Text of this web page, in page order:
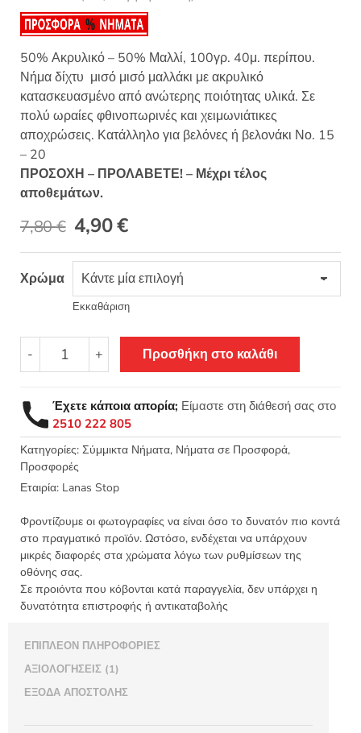
Βαθμολο
γήθηκε με
4.00από
5 με βάση
1
ία πελάτη
50% Ακρυλικό – 50% Μαλλί, 100γρ. 40μ. περίπου.
Νήμα δίχτυ μισό μισό μαλλάκι με ακρυλικό
κατασκευασμένο από ανώτερης ποιότητας υλικά. Σε
πολύ ωραίες φθινοπωρινές και χειμωνιάτικες
αποχρώσεις. Κατάλληλο για βελόνες ή βελονάκι Νο. 15
– 20
ΠΡΟΣΟΧΗ – ΠΡΟΛΑΒΕΤΕ! – Μέχρι τέλος
αποθεμάτων.
7,80€ Original
price
was:
7,80 €.
4,90€Η
τρέχουσα
τιμή
είναι:
4,90 €.
Χρώμα
Εκκαθάριση
-
String
Stop
Σύμμικτο
νήμα
δίχτυ
100γρ.
40μ.
+ Προσθήκη στο καλάθι
Έχετε κάποια απορία; Είμαστε στη διάθεσή σας στο
2510 222 805
Κατηγορίες: Σύμμικτα Νήματα, Νήματα σε Προσφορά,
Προσφορές
Εταιρία: Lanas Stop
Φροντίζουμε οι φωτογραφίες να είναι όσο το δυνατόν πιο κοντά
στο πραγματικό προϊόν. Ωστόσο, ενδέχεται να υπάρχουν
μικρές διαφορές στα χρώματα λόγω των ρυθμίσεων της
οθόνης σας.
Σε προιόντα που κόβονται κατά παραγγελία, δεν υπάρχει η
δυνατότητα επιστροφής ή αντικαταβολής
ΕΠΙΠΛΈΟΝ ΠΛΗΡΟΦΟΡΊΕΣ
ΑΞΙΟΛΟΓΉΣΕΙΣ (1)
ΈΞΟΔΑ ΑΠΟΣΤΟΛΉΣ